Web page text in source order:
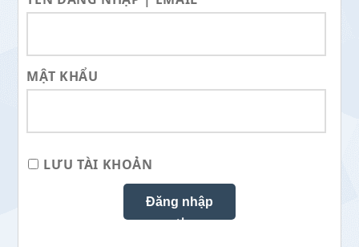
MẬT KHẨU
LƯU TÀI KHOẢN